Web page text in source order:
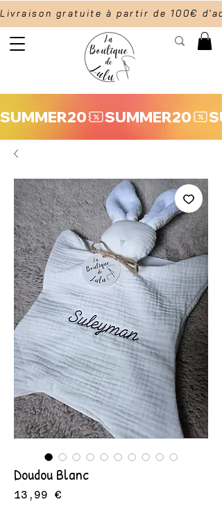
Livraison gratuite à partir de
SUMMER20
Doudou Blanc
13,99 €